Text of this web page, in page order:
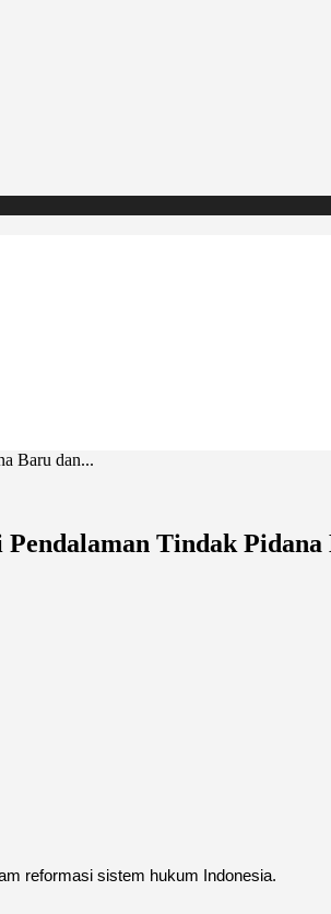
Baru dan...
Tindak
reformasi sistem hukum Indonesia.